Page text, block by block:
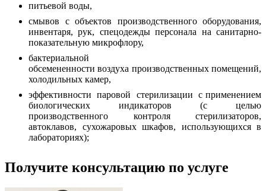
питьевой воды,
смывов с объектов производственного оборудования,
инвентаря, рук, спецодежды персонала на санитарно-
показательную микрофлору,
бактериальной
обсемененности воздуха производственных помещений,
холодильных камер,
эффективности паровой стерилизации с применением
биологических индикаторов (с целью
производственного контроля стерилизаторов,
автоклавов, сухожаровых шкафов, использующихся в
лабораториях);
Получите консультацию по услуге